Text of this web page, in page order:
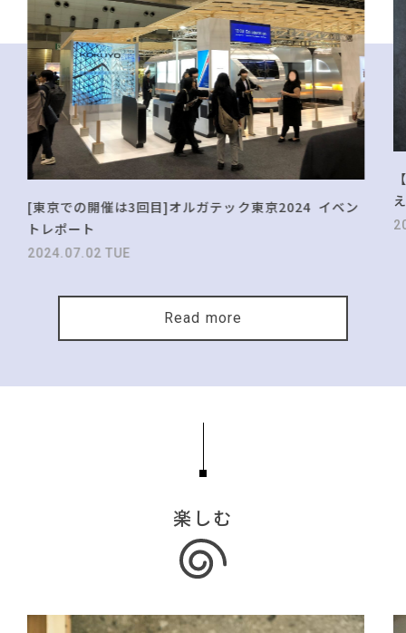
[東京での開催は3回目]オルガテック東京2024 イベン
トレポート
2024.07.02 TUE
Read more
楽しむ